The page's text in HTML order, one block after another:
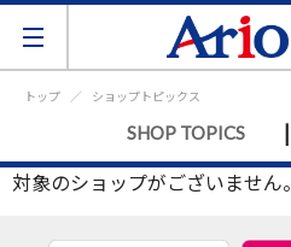
トップ ショップトピックス
SHOP TOPICS |
対象のショップがございません。